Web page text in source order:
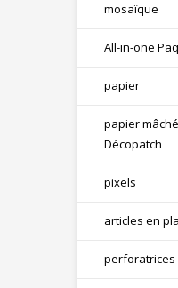
mosaïque
All-in-one
papier
papier
Décopatch
pixels
articles en
perforatrices